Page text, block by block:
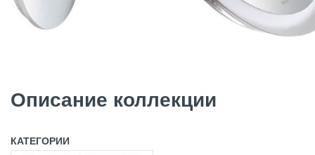
Описание коллекции
КАТЕГОРИИ